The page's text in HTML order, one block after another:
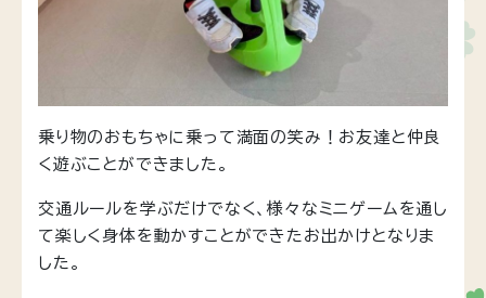
乗り物のおもちゃに乗って満面の笑み！お友達と仲良
く遊ぶことができました。
交通ルールを学ぶだけでなく、様々なミニゲームを通し
て楽しく身体を動かすことができたお出かけとなりま
した。